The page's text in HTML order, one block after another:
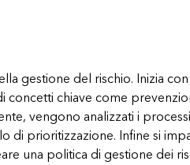
gestione del rischio. Inizia con
concetti chiave come
vengono analizzati i
di prioritizzazione. Infine si
una politica di gestione dei